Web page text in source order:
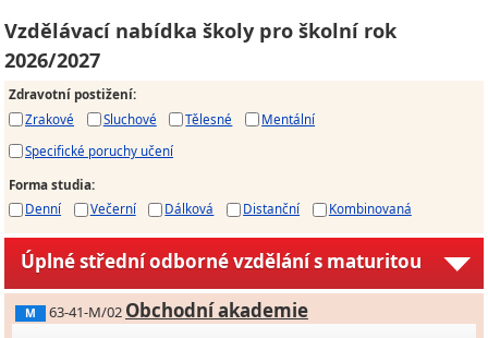
Vzdělávací nabídka školy pro školní rok
2026/2027
Zdravotní postižení:
Zrakové
Sluchové Tělesné
Mentální
Specifické poruchy učení
Forma studia:
Denní
Večerní Dálková Distanční Kombinovaná
Úplné střední odborné vzdělání s maturitou
M 63-41-M/02 Obchodní akademie